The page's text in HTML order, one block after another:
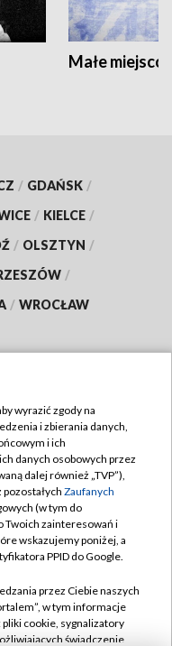
Małe
/ GDAŃSK /
/ KIELCE /
/ OLSZTYN /
/
/ WROCŁAW
wyrazić zgody na
i zbierania danych,
i ich
danych osobowych przez
dalej również „TVP”),
pozostałych Zaufanych
(w tym do
Twoich zainteresowań i
wskazujemy poniżej, a
PPID do Google.
przez Ciebie naszych
w tym informacje
cookie, sygnalizatory
świadczenie